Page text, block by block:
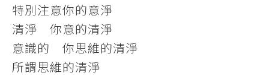
特別注意你的意淨
清淨 你意的清淨
意識的 你思維的清淨
所謂思維的清淨